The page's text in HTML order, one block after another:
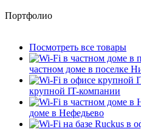
Портфолио
Посмотреть все товары
частном доме в поселке
крупной IT-компании
доме в Нефедьево